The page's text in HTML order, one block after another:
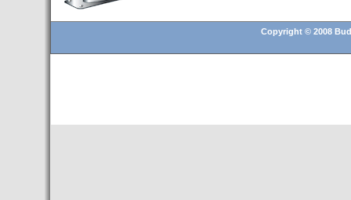
- HOTEL en Venta en
Copyright © 2008